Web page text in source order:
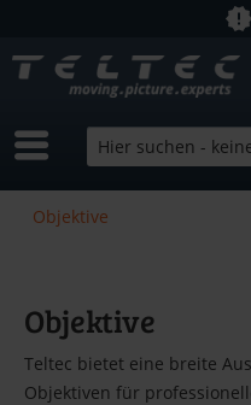
Objektive
Objektive
Teltec bietet eine breite
Objektiven für